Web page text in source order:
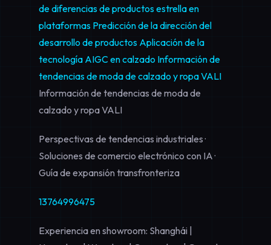
de diferencias de productos estrella en
plataformas Predicción de la dirección del
desarrollo de productos Aplicación de la
tecnología AIGC en calzado Información de
tendencias de moda de calzado y ropa VALI
Información de tendencias de moda de
calzado y ropa VALI
Perspectivas de tendencias industriales ·
Soluciones de comercio electrónico con IA ·
Guía de expansión transfronteriza
13764996475
Experiencia en showroom: Shanghái |